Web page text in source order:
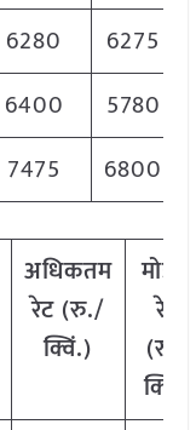
6280
6275
6400
5780
7475 6800
अधिकतम
रेट (रु./
क्विं.)
मोडल
रेट
(रु./
क्विं.)